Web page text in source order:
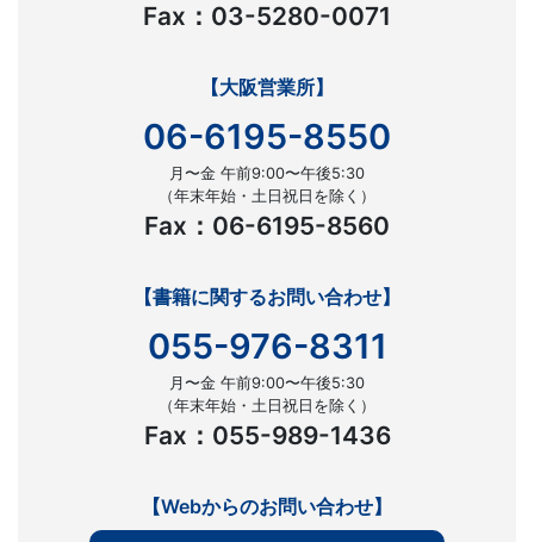
Fax：03-5280-0071
【大阪営業所】
06-6195-8550
月〜金 午前9:00〜午後5:30
（年末年始・土日祝日を除く）
Fax：06-6195-8560
【書籍に関するお問い合わせ】
055-976-8311
月〜金 午前9:00〜午後5:30
（年末年始・土日祝日を除く）
Fax：055-989-1436
【Webからのお問い合わせ】